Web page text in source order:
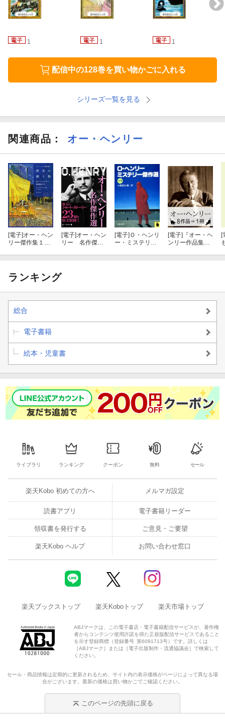
1 1 1
配信中の128巻を買い物かごに入れる
シリーズ一覧を見る
関連商品 ： オー・ヘンリー
[電子]オー・ヘン
リー傑作集１
[電子]オー・ヘン
リー 名作傑作
[電子]Ｏ・ヘンリ
ー・ミステリー
[電子] 『オー・ヘ
ンリー作品集・
[
ランキング
総合
電子書籍
絵本・児童書
ライブラリ ランキング クーポン 無料 セール
楽天Kobo 初めての方へ メルマガ設定
読書アプリ 電子書籍リーダー
領収書を発行する ご意見・ご要望
楽天Kobo ヘルプ お問い合わせ窓口
楽天ブックストップ 楽天Koboトップ 楽天市場トップ
ABJマークは、この電子書店・電子書籍配信サービスが、著作権
者からコンテンツ使用許諾を得た正規版配信サービスであること
を示す登録商標（登録番号 第6091713号）です。詳しくは
［ABJマーク］または［電子出版制作・流通協議会］で検索して
ください。
セール・商品情報は定期的に更新されるため、サイト内の表示価格がページによって異なる場
合がございます。最新の価格は買い物かごでご確認ください。
このページの先頭に戻る